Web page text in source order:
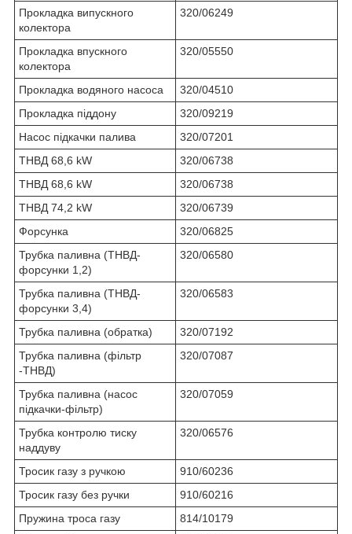
Прокладка випускного
колектора
320/06249
Прокладка впускного
колектора
320/05550
Прокладка водяного насоса
320/04510
Прокладка піддону
320/09219
Насос підкачки палива
320/07201
ТНВД 68,6 kW
320/06738
ТНВД 68,6 kW
320/06738
ТНВД 74,2 kW
320/06739
Форсунка
320/06825
Трубка паливна (ТНВД-
форсунки 1,2)
320/06580
Трубка паливна (ТНВД-
форсунки 3,4)
320/06583
Трубка паливна (обратка)
320/07192
Трубка паливна (фільтр
-ТНВД)
320/07087
Трубка паливна (насос
підкачки-фільтр)
320/07059
Трубка контролю тиску
наддуву
320/06576
Тросик газу з ручкою
910/60236
Тросик газу без ручки
910/60216
Пружина троса газу
814/10179